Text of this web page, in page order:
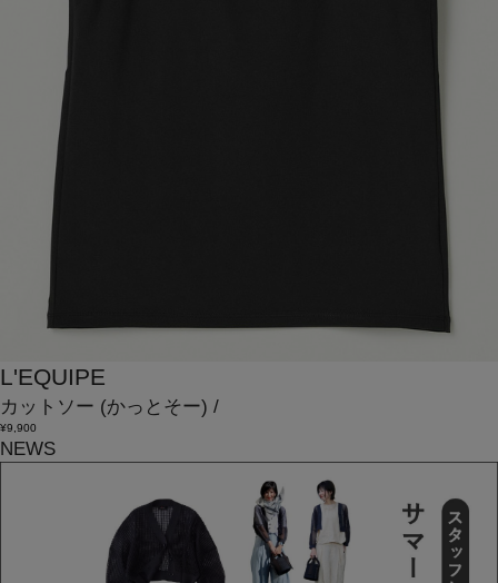
L'EQUIPE
カットソー (かっとそー) /
¥9,900
NEWS